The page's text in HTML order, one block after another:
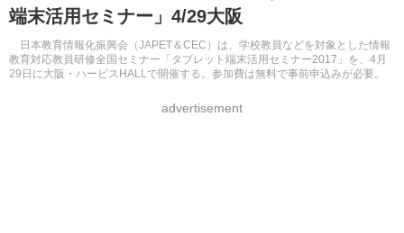
自由研究教材（小学生向け） 自由研究教材（中学生向け）
端末活用セミナー」4/29大阪
日本教育情報化振興会（JAPET＆CEC）は、学校教員などを対象とした情報
教育対応教員研修全国セミナー「タブレット端末活用セミナー2017」を、4月
29日に大阪・ハービスHALLで開催する。参加費は無料で事前申込みが必要。
advertisement